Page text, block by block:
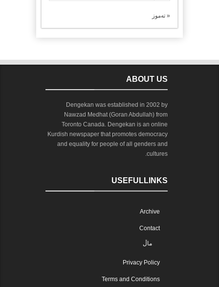
« تەموز
ABOUT US
Dengekan was established in 2002 by
Nawzad Medhat (Goran Abdullah) from
Toronto Canada. Dengekan is an online
Kurdish newspaper that promotes democracy
and equality for people of all genders and
cultures.
USEFULLINKS
Archive
Contact
ماڵ
Privacy Policy
Terms and Conditions